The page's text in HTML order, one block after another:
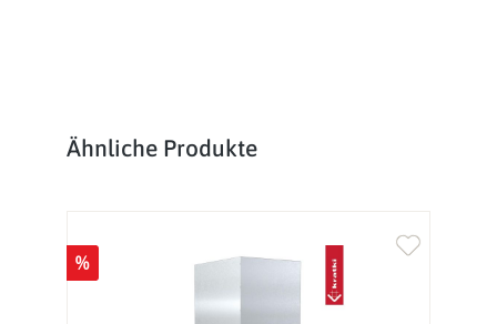
Produktgalerie überspringen
Ähnliche Produkte
%